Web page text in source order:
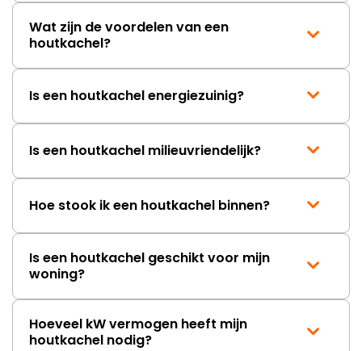
Wat zijn de voordelen van een
houtkachel?
Is een houtkachel energiezuinig?
Is een houtkachel milieuvriendelijk?
Hoe stook ik een houtkachel binnen?
Is een houtkachel geschikt voor mijn
woning?
Hoeveel kW vermogen heeft mijn
houtkachel nodig?